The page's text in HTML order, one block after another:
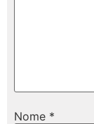
Nome *